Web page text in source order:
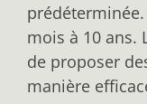
mois à 10 ans.
de proposer
manière